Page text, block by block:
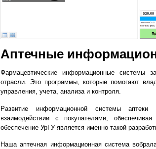
Аптечные
Фармацевтические информационные системы
отрасли. Это программы, которые помогают
управления, учета, анализа и контроля.
Развитие информационной системы
взаимодействии с покупателями,
обеспечение УрГУ является именно такой
Наша аптечная информационная система